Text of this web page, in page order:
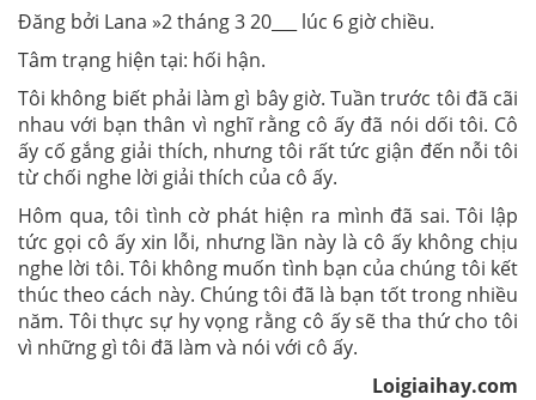
Đăng bởi Lana »2 tháng 3 20___ lúc 6 giờ chiều.
Tâm trạng hiện tại: hối hận.
Tôi không biết phải làm gì bây giờ. Tuần trước tôi đã cãi
nhau với bạn thân vì nghĩ rằng cô ấy đã nói dối tôi. Cô
ấy cố gắng giải thích, nhưng tôi rất tức giận đến nỗi tôi
từ chối nghe lời giải thích của cô ấy.
Hôm qua, tôi tình cờ phát hiện ra mình đã sai. Tôi lập
tức gọi cô ấy xin lỗi, nhưng lần này là cô ấy không chịu
nghe lời tôi. Tôi không muốn tình bạn của chúng tôi kết
thúc theo cách này. Chúng tôi đã là bạn tốt trong nhiều
năm. Tôi thực sự hy vọng rằng cô ấy sẽ tha thứ cho tôi
vì những gì tôi đã làm và nói với cô ấy.
Loigiaihay.com